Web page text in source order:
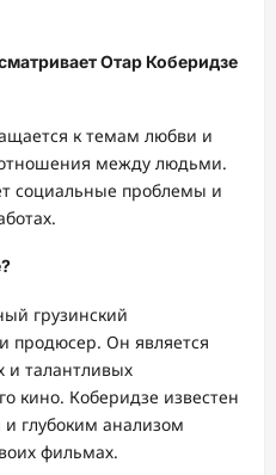
Отар Коберидзе
к темам любви и
между людьми.
социальные проблемы и
грузинский
продюсер. Он является
и талантливых
кино. Коберидзе известен
глубоким анализом
фильмах.